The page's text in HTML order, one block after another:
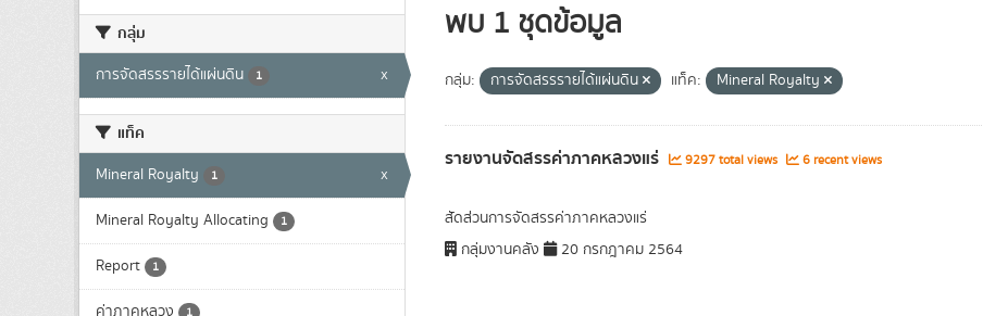
กลุ่ม
การจัดสรรรายได้แผ่นดิน 1 x
แท็ค
Mineral Royalty 1 x
Mineral Royalty Allocating 1
Report 1
ค่าภาคหลวง
พบ 1 ชุดข้อมูล
กลุ่ม: การจัดสรรรายได้แผ่นดิน แท็ค: Mineral Royalty
รายงานจัดสรรค่าภาคหลวงแร่ 9297 total views 6 recent views
สัดส่วนการจัดสรรค่าภาคหลวงแร่
กลุ่มงานคลัง
20 กรกฎาคม 2564